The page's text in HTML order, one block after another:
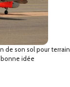
de son sol pour terrain
bonne idée